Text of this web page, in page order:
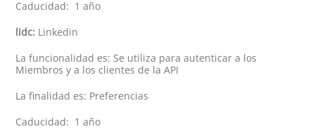
Caducidad: 1 año
lidc: Linkedin
La funcionalidad es: Se utiliza para autenticar a los
Miembros y a los clientes de la API
La finalidad es: Preferencias
Caducidad: 1 año